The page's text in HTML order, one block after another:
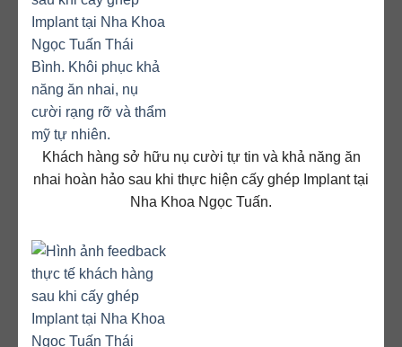
Khách hàng sở hữu nụ cười tự tin và khả năng ăn
nhai hoàn hảo sau khi thực hiện cấy ghép Implant tại
Nha Khoa Ngọc Tuấn.